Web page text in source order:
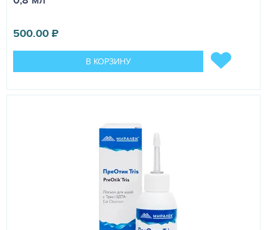
500.00₽
В КОРЗИНУ